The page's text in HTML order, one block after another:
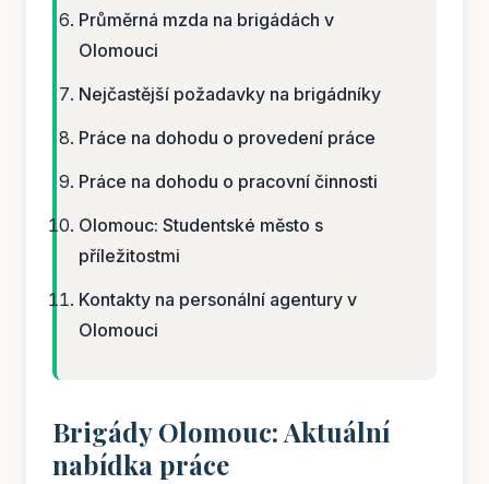
Průměrná mzda na brigádách v
Olomouci
Nejčastější požadavky na brigádníky
Práce na dohodu o provedení práce
Práce na dohodu o pracovní činnosti
Olomouc: Studentské město s
příležitostmi
Kontakty na personální agentury v
Olomouci
Brigády Olomouc: Aktuální
nabídka práce